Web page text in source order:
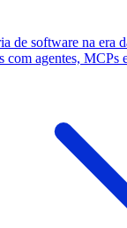
de software na era
com agentes, MCPs